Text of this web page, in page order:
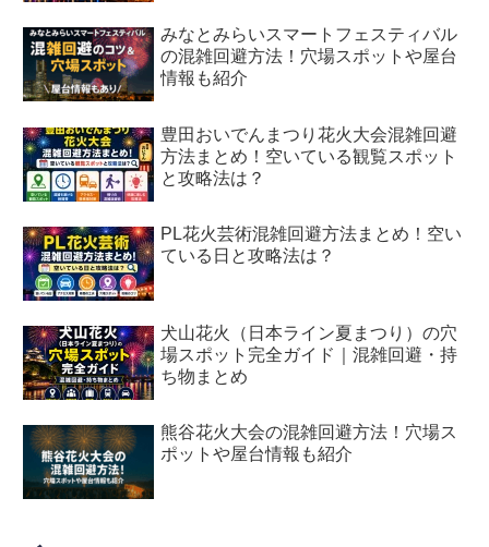
みなとみらいスマートフェスティバル
の混雑回避方法！穴場スポットや屋台
情報も紹介
豊田おいでんまつり花火大会混雑回避
方法まとめ！空いている観覧スポット
と攻略法は？
PL花火芸術混雑回避方法まとめ！空い
ている日と攻略法は？
犬山花火（日本ライン夏まつり）の穴
場スポット完全ガイド｜混雑回避・持
ち物まとめ
熊谷花火大会の混雑回避方法！穴場ス
ポットや屋台情報も紹介